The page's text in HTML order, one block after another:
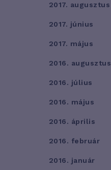
2017. augusztus
2017. június
2017. május
2016. augusztus
2016. július
2016. május
2016. április
2016. február
2016. január